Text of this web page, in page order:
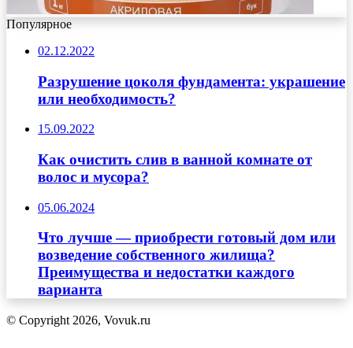
Популярное
02.12.2022
Разрушение цоколя фундамента: украшение
или необходимость?
15.09.2022
Как очистить слив в ванной комнате от
волос и мусора?
05.06.2024
Что лучше — приобрести готовый дом или
возведение собственного жилища?
Преимущества и недостатки каждого
варианта
© Copyright 2026, Vovuk.ru